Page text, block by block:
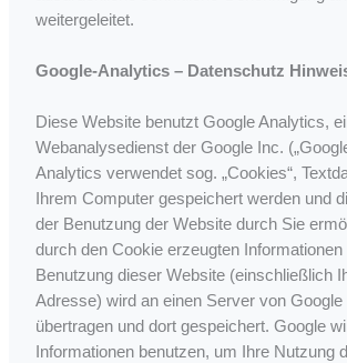
weitergeleitet.
Google-Analytics – Datenschutz
Diese Website benutzt Google Analytics,
Webanalysedienst der Google Inc.
Analytics verwendet sog. „Cookies“,
Ihrem Computer gespeichert werden und
der Benutzung der Website durch Sie
durch den Cookie erzeugten Informationen
Benutzung dieser Website (einschließlich
Adresse) wird an einen Server von Google
übertragen und dort gespeichert. Google
Informationen benutzen, um Ihre Nutzung